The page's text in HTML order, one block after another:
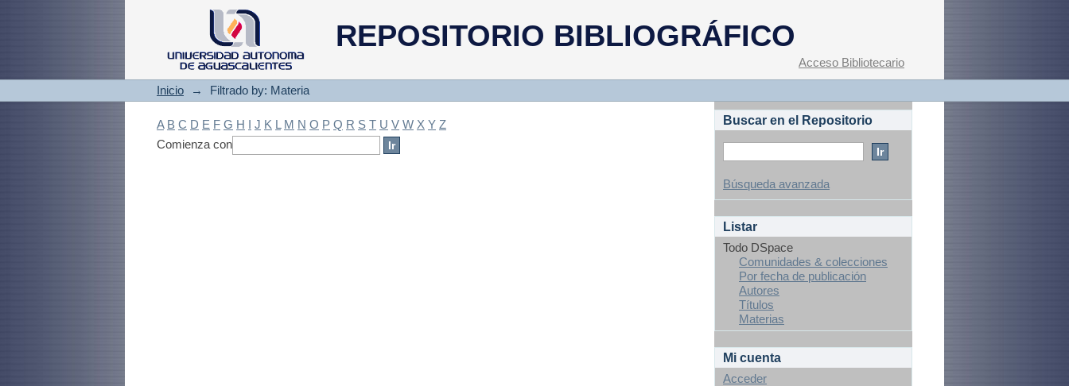
REPOSITORIO BIBLIOGRÁFICO
Filtrado by: Materia
Acceso Bibliotecario
Inicio → Filtrado by: Materia
A B C D E F G H I J K L M N O P Q R S T U V W X Y Z
Comienza con
Buscar en el Repositorio
Búsqueda avanzada
Listar
Todo DSpace
Comunidades & colecciones
Por fecha de publicación
Autores
Títulos
Materias
Mi cuenta
Acceder